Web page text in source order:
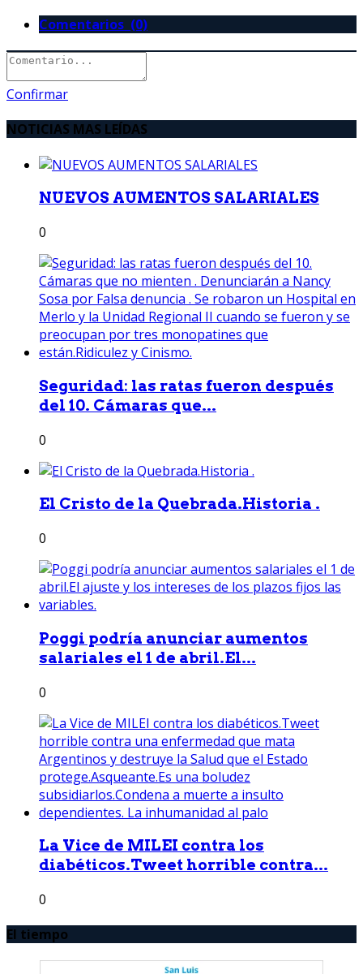
Comentarios (0)
Confirmar
NOTICIAS MAS LEÍDAS
NUEVOS AUMENTOS SALARIALES
0
Seguridad: las ratas fueron después
del 10. Cámaras que...
0
El Cristo de la Quebrada.Historia .
0
Poggi podría anunciar aumentos
salariales el 1 de abril.El...
0
La Vice de MILEI contra los
diabéticos.Tweet horrible contra...
0
El tiempo